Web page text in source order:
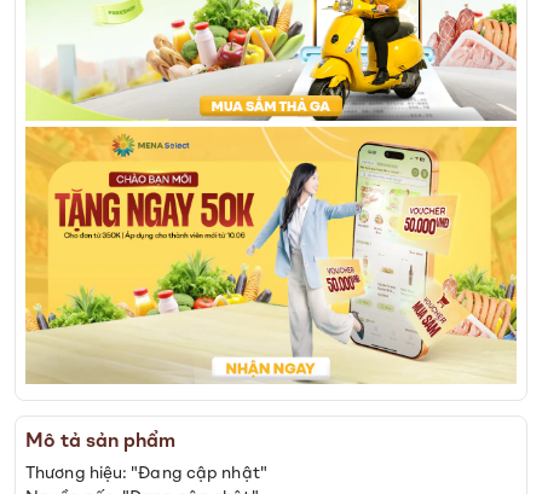
Mô tả sản phẩm
Thương hiệu: "Đang cập nhật"